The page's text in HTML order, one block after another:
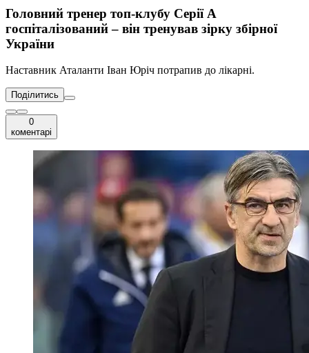
Головний тренер топ-клубу Серії А
госпіталізований – він тренував зірку збірної
України
Наставник Аталанти Іван Юріч потрапив до лікарні.
Поділитись
0
коментарі